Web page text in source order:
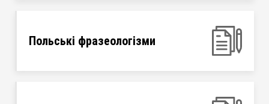
Польські фразеологізми